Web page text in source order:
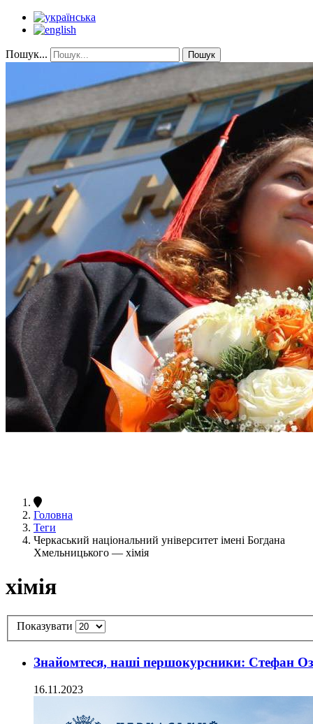
Пошук... Пошук
Головна
Теги
Черкаський національний університет імені Богдана
Хмельницького — хімія
хімія
Показувати
Знайомтеся, наші першокурсники: Стефан
16.11.2023